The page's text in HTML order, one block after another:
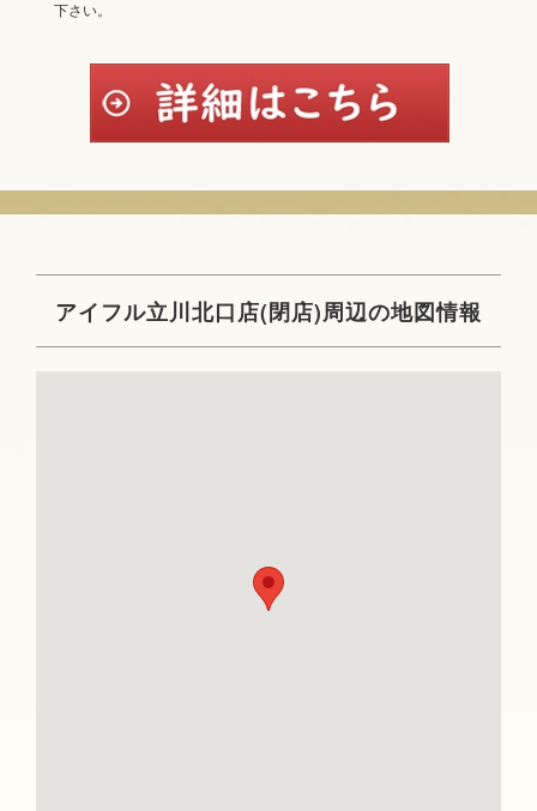
下さい。
アイフル立川北口店(閉店)周辺の地図情報